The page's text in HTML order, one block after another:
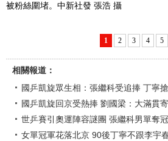
被粉絲圍堵。中新社發 張浩 攝
1 2 3 4 5
相關報道：
國乒凱旋眾生相：張繼科受追捧 丁寧
國乒凱旋回京受熱捧 劉國梁：大滿貫
世乒賽引奧運陣容謎團 張繼科男單奪
女單冠軍花落北京 90後丁寧不跟李宇